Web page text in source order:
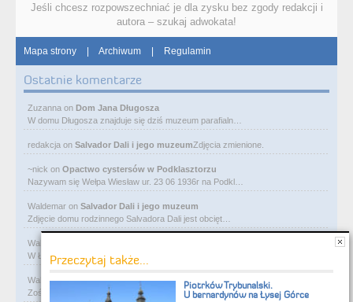
Jeśli chcesz rozpowszechniać je dla zysku bez zgody redakcji i
autora – szukaj adwokata!
Mapa strony Archiwum Regulamin
Ostatnie komentarze
Zuzanna on Dom Jana Długosza
W domu Długosza znajduje się dziś muzeum parafialn…
redakcja on Salvador Dali i jego muzeumZdjęcia zmienione.
~nick on Opactwo cystersów w Podklasztorzu
Nazywam się Wełpa Wiesław ur. 23 06 1936r na Podkl…
Waldemar on Salvador Dali i jego muzeum
Zdjęcie domu rodzinnego Salvadora Dali jest obcięt…
Waldemar
W Łodzi, obok Manufaktury, przy ulicy Ogrodowej je…
Waldemar on Rycerze-rabusie i więzienie Janosika
Zośka - zarejestruj się na flog i wrzucaj foty. Gw…
Przeczytaj także...
Piotrków Trybunalski.
U bernardynów na Łysej Górce